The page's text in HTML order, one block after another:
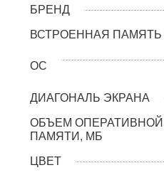
БРЕНД
ВСТРОЕННАЯ ПАМЯТЬ
ОС
ДИАГОНАЛЬ ЭКРАНА
ОБЪЕМ ОПЕРАТИВНОЙ
ПАМЯТИ, МБ
ЦВЕТ